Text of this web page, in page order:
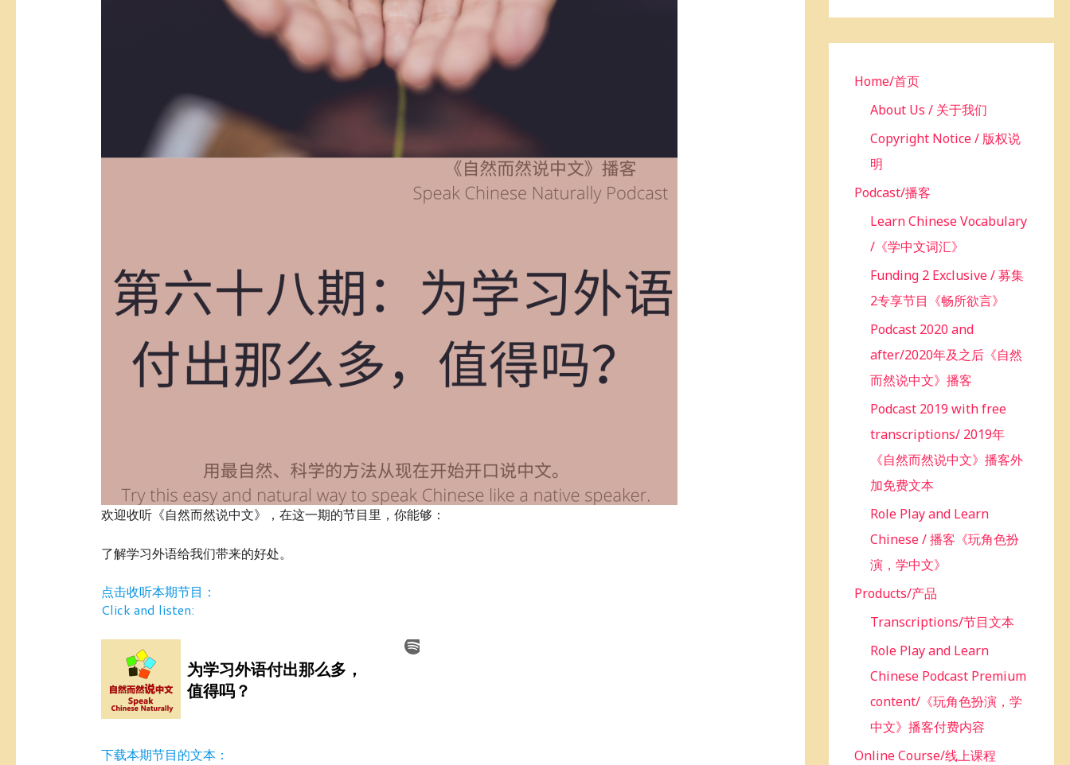
欢迎收听《自然而然说中文》，在这一期的节目里，你能够：
了解学习外语给我们带来的好处。
点击收听本期节目：
Click and listen:
下载本期节目的文本：
r
Home/首页
About Us / 关于我们
Copyright Notice / 版权说
明
Podcast/播客
Learn Chinese Vocabulary
/《学中文词汇》
Funding 2 Exclusive / 募集
2专享节目《畅所欲言》
Podcast 2020 and
after/2020年及之后《自然
而然说中文》播客
Podcast 2019 with free
transcriptions/ 2019年
《自然而然说中文》播客外
加免费文本
Role Play and Learn
Chinese / 播客《玩角色扮
演，学中文》
Products/产品
Transcriptions/节目文本
Role Play and Learn
Chinese Podcast Premium
content/《玩角色扮演，学
中文》播客付费内容
Online Course/线上课程